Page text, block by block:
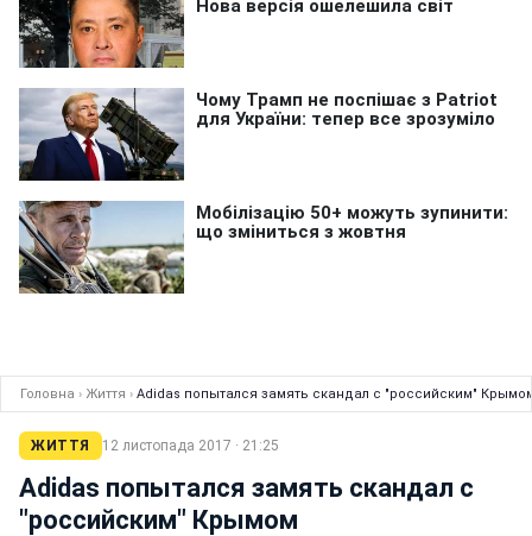
Головна › Життя › Adidas попытался замять скандал с "российским"
ЖИТТЯ 12 листопада 2017 · 21:25
Adidas попытался замять скандал с
"российским" Крымом